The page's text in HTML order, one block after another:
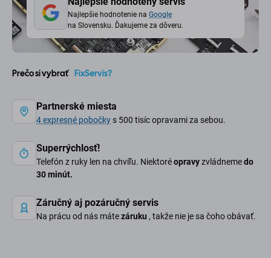
Najlepšie hodnotenie na Google
na Slovensku. Ďakujeme za dôveru.
Prečo si vybrať FixServis?
Partnerské miesta
4 expresné pobočky s 500 tisíc opravami za sebou.
Superrýchlosť!
Telefón z ruky len na chvíľu. Niektoréopravyzvládnemedo
30 minút.
Záručný aj pozáručný servis
Na prácu od nás mátezáruku , takže nie je sa čoho obávať.